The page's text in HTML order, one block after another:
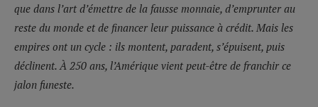
que dans l’art d’émettre de la fausse monnaie, d’emprunter au
reste du monde et de financer leur puissance à crédit. Mais les
empires ont un cycle : ils montent, paradent, s’épuisent, puis
déclinent. À 250 ans, l’Amérique vient peut-être de franchir ce
jalon funeste.